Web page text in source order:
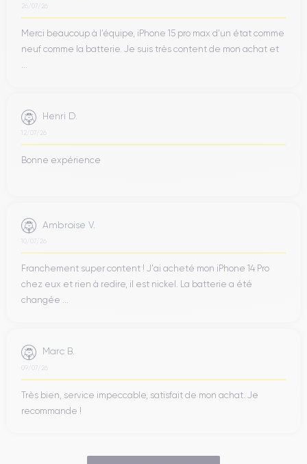
26/07/26
Merci beaucoup à l’équipe, iPhone 15 pro max d’un état comme
neuf comme la batterie. Je suis très content de mon achat et
...
Henri D.
12/07/26
Bonne expérience
Ambroise V.
10/07/26
Franchement super content ! J'ai acheté mon iPhone 14 Pro
chez eux et rien à redire, il est nickel. La batterie a été
changée ...
Marc B.
09/07/26
Très bien, service impeccable, satisfait de mon achat. Je
recommande !